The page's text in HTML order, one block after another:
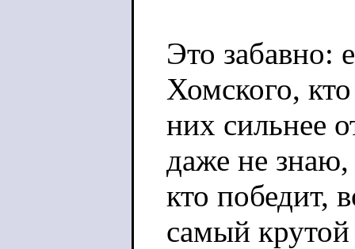
Это забавно:
Хомского,
них сильнее
даже не знаю,
кто победит,
самый крутой